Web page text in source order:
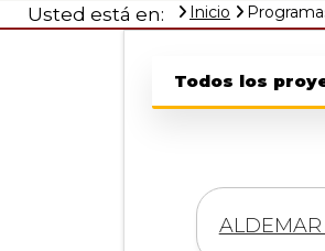
Usted está en: Inicio
Todos los
ALDEMAR